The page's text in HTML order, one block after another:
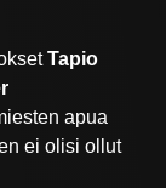
Tapio
apua
ei olisi ollut